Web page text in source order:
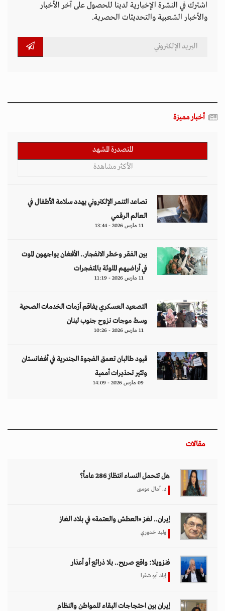
اشترك في النشرة الإخبارية لدينا للحصول على آخر الأخبار
والأخبار الشعبية والتحديثات الحصرية.
أخبار مميزة
المتصدرة المشهد
الأكثر مشاهدة
تصاعد التنمر الإلكتروني يهدد سلامة الأطفال في
العالم الرقمي
11 مارس 2026 - 13:44
بين الفقر وخطر الانفجار.. الأفغان يواجهون الموت
في أراضيهم الملوثة بالمتفجرات
11 مارس 2026 - 11:19
التصعيد العسكري يفاقم أزمات الخدمات الصحية
وسط موجات نزوح جنوب لبنان
11 مارس 2026 - 10:26
قيود طالبان تعمق الفجوة الجندرية في أفغانستان
وتثير تحذيرات أممية
09 مارس 2026 - 14:09
مقالات
هل تتحمل النساء انتظارَ 286 عاماً؟
د. آمال موسى
إيران.. لغز «العطش والعتمة» في بلاد الغاز
وليد خدوري
فنزويلا: واقع صريح.. بلا ذرائع أو أعذار
إياد أبو شقرا
إيران بين احتجاجات البقاء للمواطن والنظام